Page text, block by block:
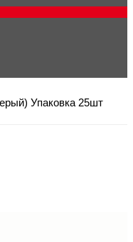
Упаковка 25шт